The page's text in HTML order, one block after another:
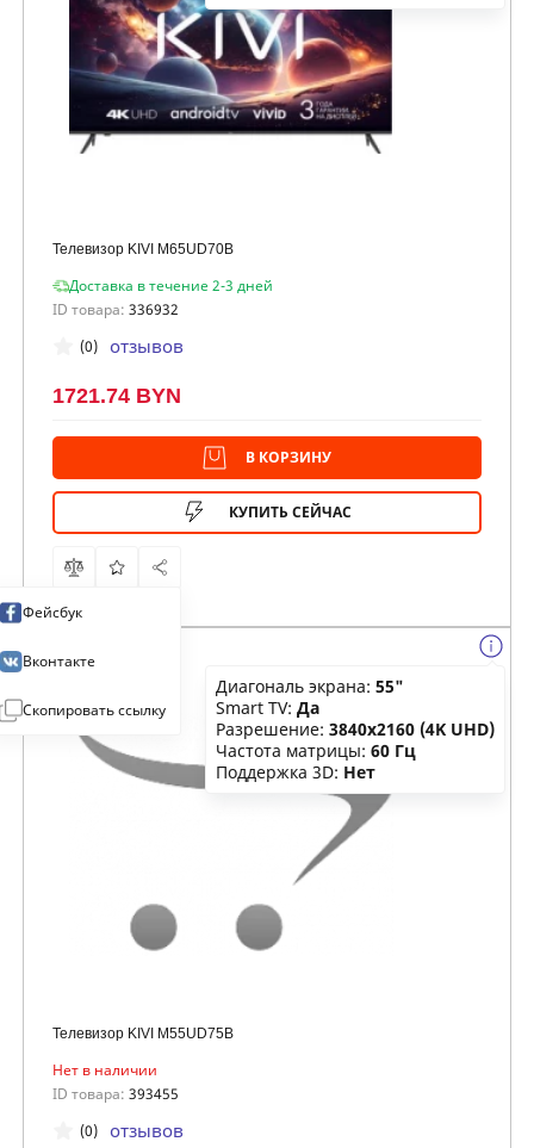
Телевизор KIVI M65UD70B
Доставка в течение 2-3 дней
ID товара: 336932
(0) отзывов
1721.74 BYN
В КОРЗИНУ
КУПИТЬ СЕЙЧАС
Фейсбук
Вконтакте
Скопировать ссылку
Телевизор KIVI M55UD75B
Нет в наличии
ID товара: 393455
Диагональ экрана: 55"
Smart TV: Да
Разрешение: 3840x2160 (4K UHD)
Частота матрицы: 60 Гц
Поддержка 3D: Нет
(0) отзывов